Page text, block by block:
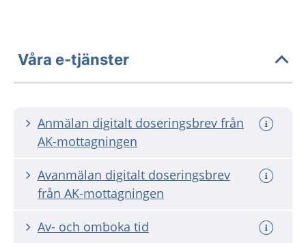
Våra e-tjänster
Anmälan digitalt doseringsbrev från
AK-mottagningen
Avanmälan digitalt doseringsbrev
från AK-mottagningen
Av- och omboka tid